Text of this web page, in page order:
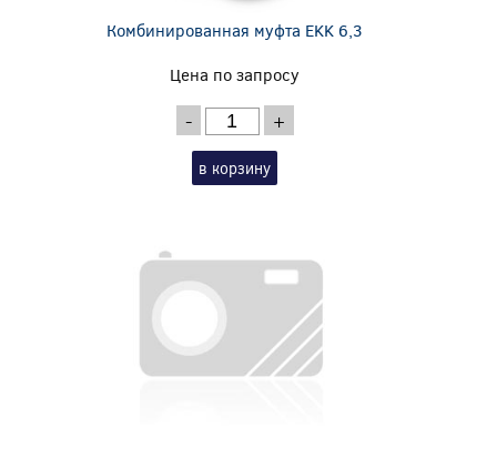
Комбинированная муфта EKK 6,3
Цена по запросу
- +
в корзину